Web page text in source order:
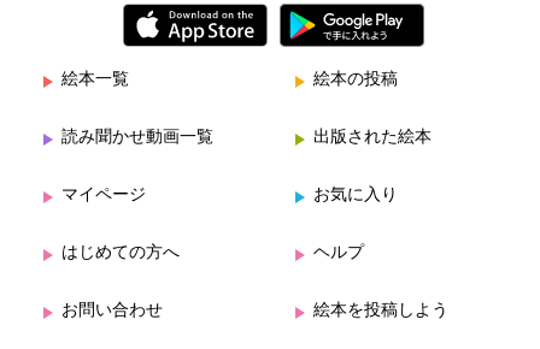
絵本一覧 絵本の投稿
読み聞かせ動画一覧 出版された絵本
マイページ お気に入り
はじめての方へ ヘルプ
お問い合わせ 絵本を投稿しよう